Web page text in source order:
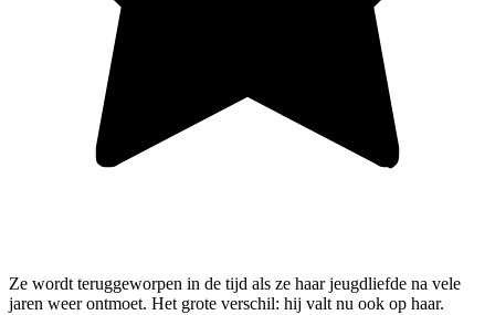
Ze wordt teruggeworpen in de tijd als ze haar jeugdliefde na vele
jaren weer ontmoet. Het grote verschil: hij valt nu ook op haar.